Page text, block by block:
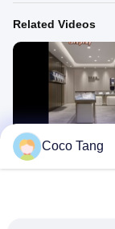
Related Videos
मल्टी कलर ग्लास ज्वेलरी
ज्वेलरी शोकेस लक्जरी शैली
Coco Tang